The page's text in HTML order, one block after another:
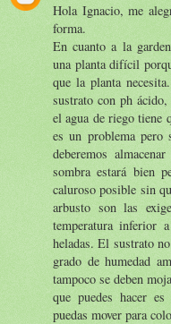
Hola Ignacio, me
forma.
En cuanto a la
una planta difícil
que la planta
sustrato con ph
el agua de riego tiene
es un problema pero
deberemos
sombra estará bien
caluroso posible sin
arbusto son las
temperatura inferior
heladas. El sustrato
grado de humedad
tampoco se deben
que puedes hacer
puedas mover para